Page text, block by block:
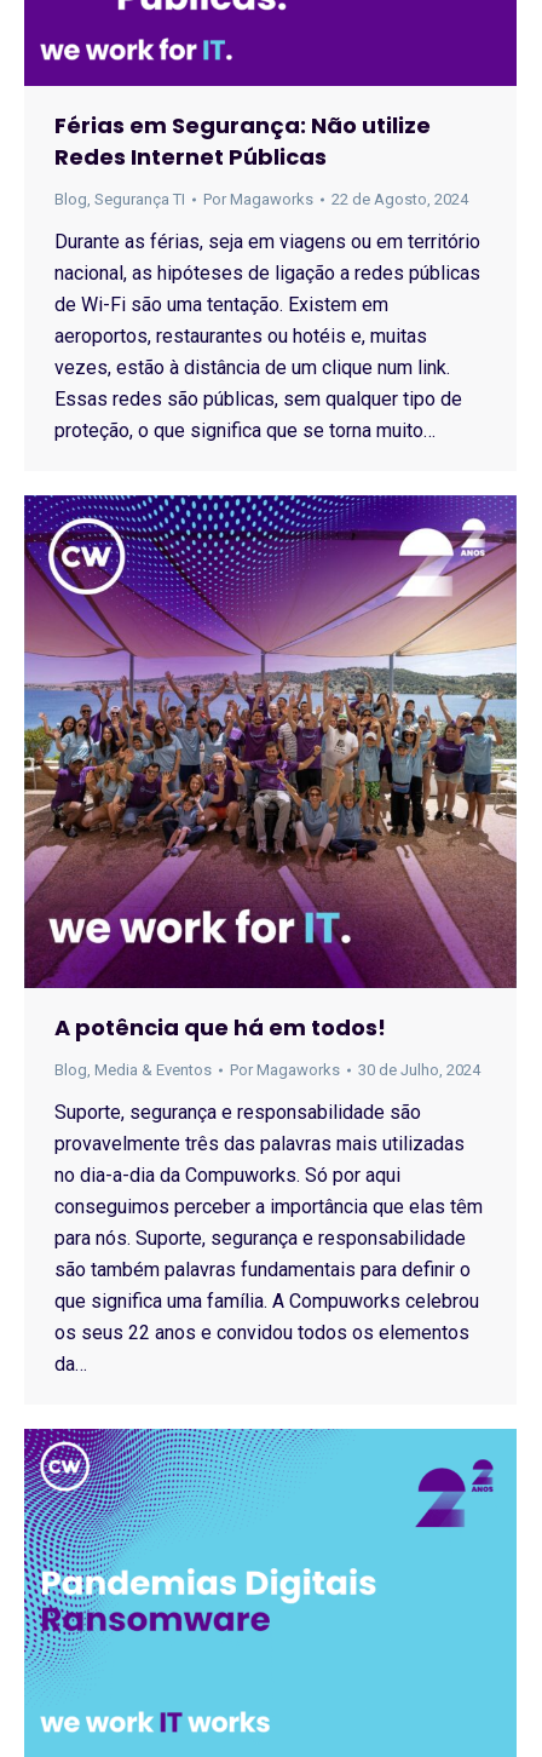
Férias em Segurança: Não utilize
Redes Internet Públicas
Blog Segurança TI Por Magaworks 22 de Agosto, 2024
Durante as férias, seja em viagens ou em território
nacional, as hipóteses de ligação a redes públicas
de Wi-Fi são uma tentação. Existem em
aeroportos, restaurantes ou hotéis e, muitas
vezes, estão à distância de um clique num link.
Essas redes são públicas, sem qualquer tipo de
proteção, o que significa que se torna muito…
A potência que há em todos!
Blog, Media & Eventos Por Magaworks 30 de Julho, 2024
Suporte, segurança e responsabilidade são
provavelmente três das palavras mais utilizadas
no dia-a-dia da Compuworks. Só por aqui
conseguimos perceber a importância que elas têm
para nós. Suporte, segurança e responsabilidade
são também palavras fundamentais para definir o
que significa uma família. A Compuworks celebrou
os seus 22 anos e convidou todos os elementos
da…